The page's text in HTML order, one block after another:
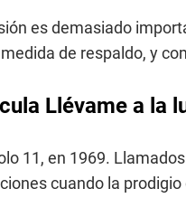
es demasiado
de respaldo, y
Llévame a la
11, en 1969.
cuando la